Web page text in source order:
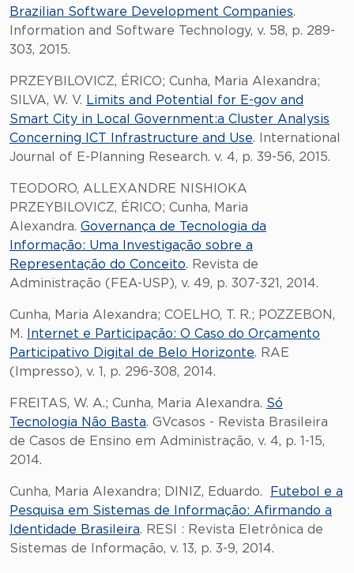
Brazilian Software Development Companies.
Information and Software Technology, v. 58, p. 289-
303, 2015.
PRZEYBILOVICZ, ÉRICO; Cunha, Maria Alexandra;
SILVA, W. V. Limits and Potential for E-gov and
Smart City in Local Government:a Cluster Analysis
Concerning ICT Infrastructure and Use. International
Journal of E-Planning Research. v. 4, p. 39-56, 2015.
TEODORO, ALLEXANDRE NISHIOKA
PRZEYBILOVICZ, ÉRICO; Cunha, Maria
Alexandra. Governança de Tecnologia da
Informação: Uma Investigação sobre a
Representação do Conceito. Revista de
Administração (FEA-USP), v. 49, p. 307-321, 2014.
Cunha, Maria Alexandra; COELHO, T. R.; POZZEBON,
M.
Internet e Participação: O Caso do Orçamento
Participativo Digital de Belo Horizonte. RAE
(Impresso), v. 1, p. 296-308, 2014.
FREITAS, W. A.; Cunha, Maria Alexandra. Só
Tecnologia Não Basta. GVcasos - Revista Brasileira
de Casos de Ensino em Administração, v. 4, p. 1-15,
2014.
Cunha, Maria Alexandra; DINIZ, Eduardo.
Futebol e a
Pesquisa em Sistemas de Informação: Afirmando a
Identidade Brasileira. RESI : Revista Eletrônica de
Sistemas de Informação, v. 13, p. 3-9, 2014.